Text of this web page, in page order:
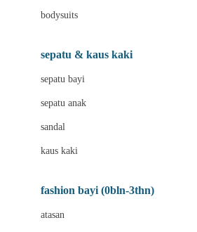
Bite Fighters
BNS SERIES
Blackmores
Bluey
Bravado
bodysuits
sepatu & kaus kaki
sepatu bayi
sepatu anak
sandal
kaus kaki
fashion bayi (0bln-3thn)
atasan